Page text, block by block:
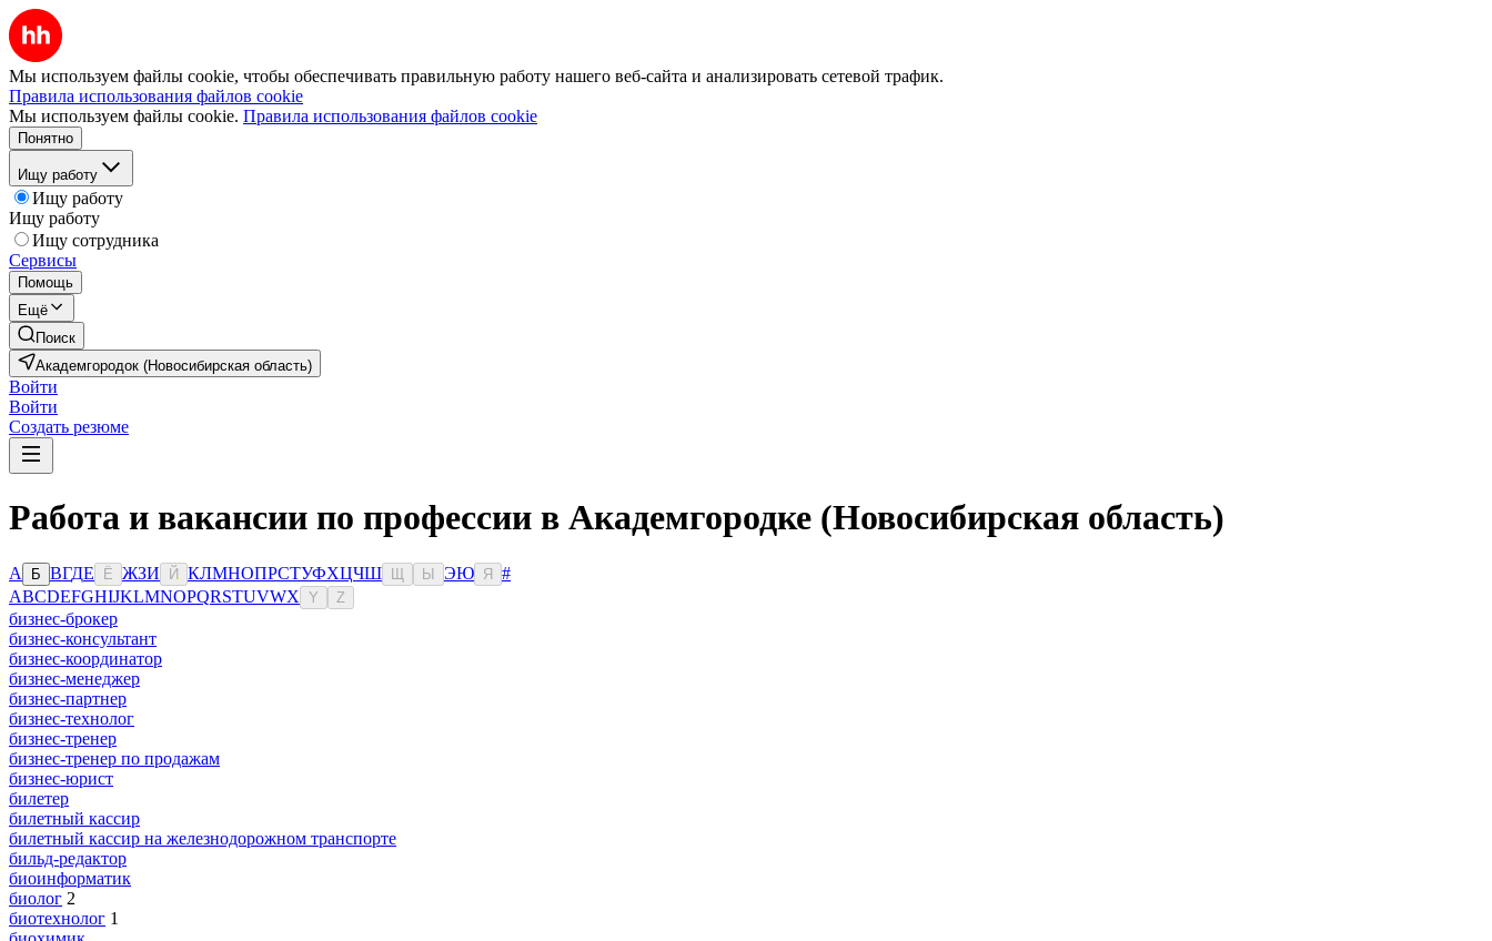
Мы используем файлы cookie, чтобы обеспечивать правильную работу нашего веб-сайта и анализировать сетевой трафик.
Правила использования файлов cookie
Мы используем файлы cookie. Правила использования файлов cookie
Понятно
Ищу работу
Ищу работу
Ищу работу
Ищу сотрудника
Сервисы
Помощь
Ещё
Поиск
Академгородок (Новосибирская область)
Войти
Войти
Создать резюме
Работа и вакансии по профессии в Академгородке (Новосибирская область)
А Б ВГДЕ Ё ЖЗИ Й КЛМНОПРСТУФХЦЧШ Ы ЭЮ Я
#
ABCDEFGHIJKLMNOPQRSTUVWX Y Z
бизнес-брокер
бизнес-консультант
бизнес-координатор
бизнес-менеджер
бизнес-партнер
бизнес-технолог
бизнес-тренер
бизнес-тренер по продажам
бизнес-юрист
билетер
билетный кассир
билетный кассир на железнодорожном транспорте
бильд-редактор
биоинформатик
биолог 2
биотехнолог 1